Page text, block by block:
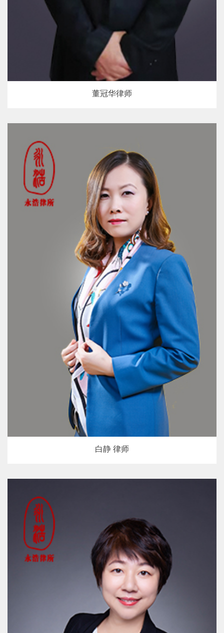
董冠华律师
白静 律师